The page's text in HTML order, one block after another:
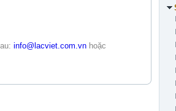
info@lacviet.com.vn hoặc